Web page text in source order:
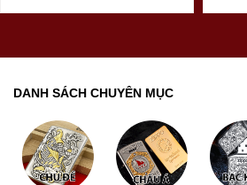
DANH SÁCH CHUYÊN MỤC